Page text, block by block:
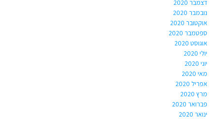
דצמבר 2020
נובמבר 2020
אוקטובר 2020
ספטמבר 2020
אוגוסט 2020
יולי 2020
יוני 2020
מאי 2020
אפריל 2020
מרץ 2020
פברואר 2020
ינואר 2020